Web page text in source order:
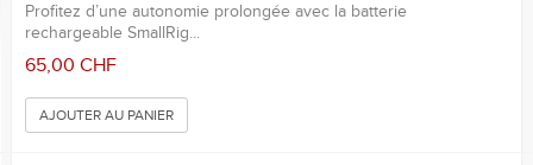
Profitez d’une autonomie prolongée avec la batterie
rechargeable SmallRig...
65,00 CHF
AJOUTER AU PANIER